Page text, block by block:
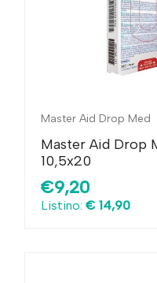
Master Aid Drop Med
Master Aid Drop
10,5x20
€9,20
Listino: € 14,90